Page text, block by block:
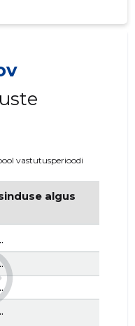
vastutusperioodi
algus